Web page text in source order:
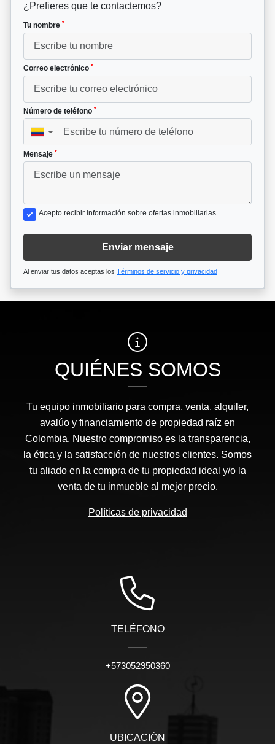
¿Prefieres que te contactemos?
Tu nombre *
Correo electrónico *
Número de teléfono *
▼
Mensaje *
Acepto recibir información sobre ofertas inmobiliarias
Enviar mensaje
Al enviar tus datos aceptas los Términos de servicio y privacidad
QUIÉNES SOMOS
Tu equipo inmobiliario para compra, venta, alquiler,
avalúo y financiamiento de propiedad raíz en
Colombia. Nuestro compromiso es la transparencia,
la ética y la satisfacción de nuestros clientes. Somos
tu aliado en la compra de tu propiedad ideal y/o la
venta de tu inmueble al mejor precio.
Políticas de privacidad
TELÉFONO
+573052950360
UBICACIÓN